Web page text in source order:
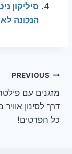
סיליקון
הנכונה
ניווט
PREVIOUS
מזגנים עם
דרך לסינון
כל הפרטים!